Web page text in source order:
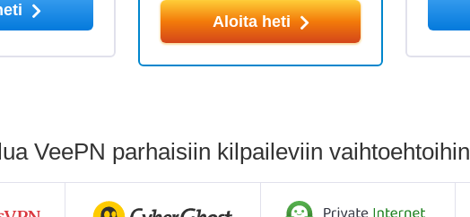
Aloita heti
VeePN parhaisiin kilpaileviin vaihtoehtoihin